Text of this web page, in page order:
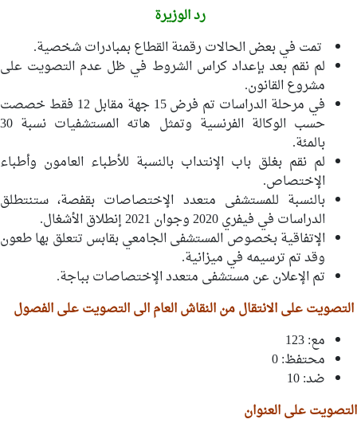
رد الوزيرة
تمت في بعض الحالات رقمنة القطاع بمبادرات شخصية.
لم نقم بعد بإعداد كراس الشروط في ظل عدم التصويت على
مشروع القانون.
في مرحلة الدراسات تم فرض 15 جهة مقابل 12 فقط خصصت
حسب الوكالة الفرنسية وتمثل هاته المستشفيات نسبة 30
بالمئة.
لم نقم بغلق باب الإنتداب بالنسبة للأطباء العامون وأطباء
الإختصاص.
بالنسبة للمستشفى متعدد الإختصاصات بقفصة، ستنتطلق
الدراسات في فيفري 2020 وجوان 2021 إنطلاق الأشغال.
الإتفاقية بخصوص المستشفى الجامعي بقابس تتعلق بها طعون
وقد تم ترسيمه في ميزانية.
تم الإعلان عن مستشفى متعدد الإختصاصات بباجة.
التصويت على الانتقال من النقاش العام الى التصويت على الفصول
مع: 123
محتفظ: 0
ضد: 10
التصويت على العنوان